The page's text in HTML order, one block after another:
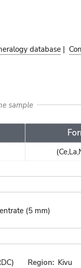
database |
sample
(5 mm)
Region: Kivu